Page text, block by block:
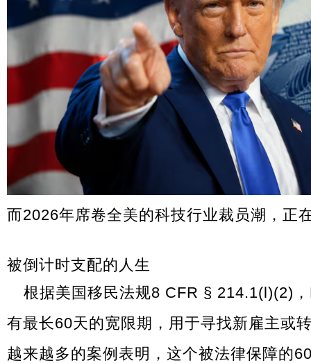
而2026年席卷全美的科技行业裁员潮，正
被倒计时支配的人生
根据美国移民法规8 CFR § 214.1(l)(2)
有最长60天的宽限期，用于寻找新雇主或
越来越多的案例表明，这个被法律保障的